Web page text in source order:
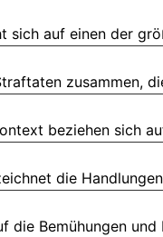
auf einen der
zusammen,
beziehen sich
die
die Bemühungen